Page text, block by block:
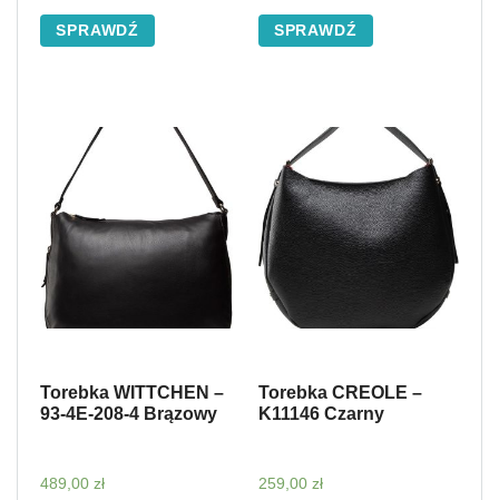
SPRAWDŹ SPRAWDŹ
Torebka WITTCHEN –
93-4E-208-4 Brązowy
489,00 zł
Torebka CREOLE –
K11146 Czarny
259,00 zł